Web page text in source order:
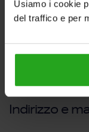
Usiamo i cookie
del traffico e per
Indirizzo e